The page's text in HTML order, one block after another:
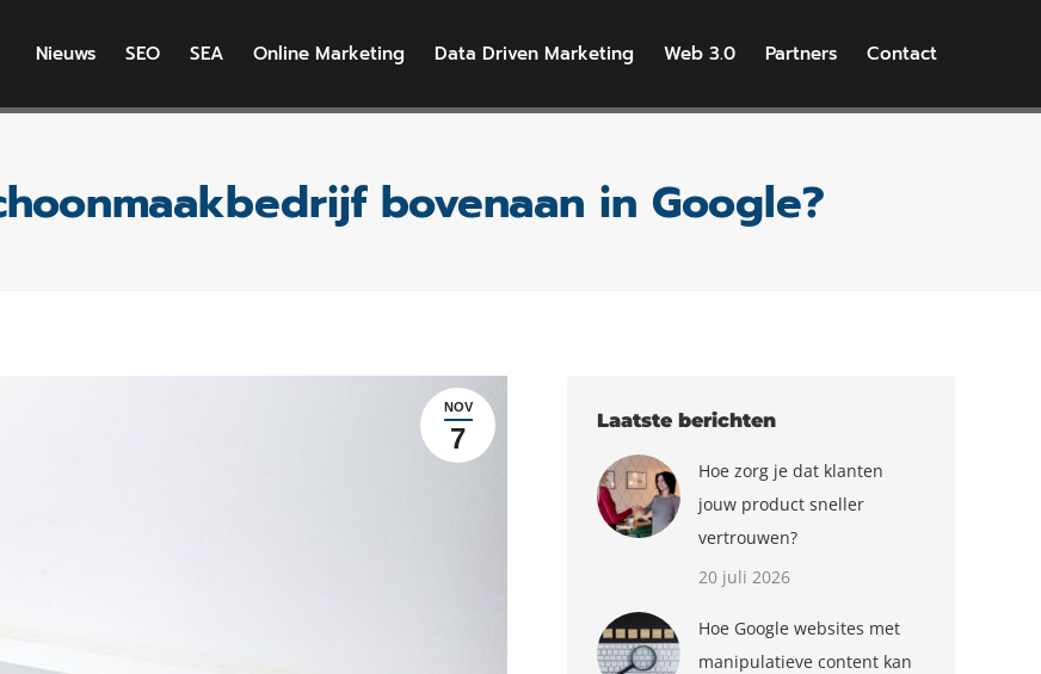
Nieuws SEO SEA Online Marketing Data Driven Marketing Web 3.0 Partners Contact
bovenaan in Google?
NOV
7
Laatste berichten
Hoe zorg je dat klanten
jouw product sneller
vertrouwen?
20 juli 2026
Hoe Google websites met
manipulatieve content kan